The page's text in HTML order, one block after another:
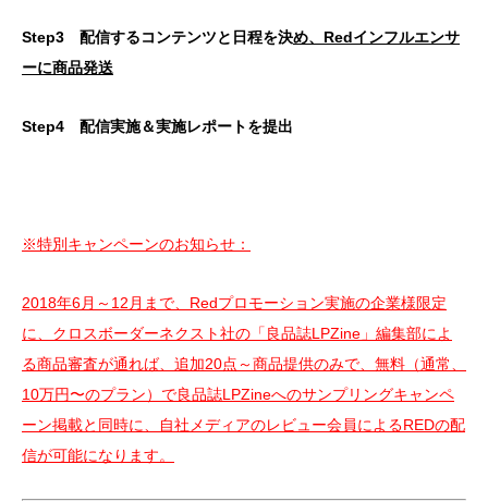
Step3 配信するコンテンツと日程を決め、 Redインフルエンサ
ーに商品発送
Step4 配信実施＆実施レポートを提出
※特別キャンペーンのお知らせ ：
2018年6月～ 12月まで、 Redプロモーション実施の企業様限定
に、クロスボーダーネクスト社の「良品誌LPZine 」編集部によ
る商品審査が通れば、追加20点～商品提供のみで、無料（通常、
10万円〜のプラン）で良品誌LPZineへのサンプリングキャンペ
ーン掲載と同時に、自社メディアのレビュー会員によるREDの配
信が可能になります。